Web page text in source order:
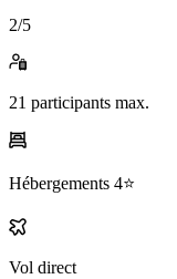
2/5
21 participants max.
Hébergements 4⭐️
Vol direct